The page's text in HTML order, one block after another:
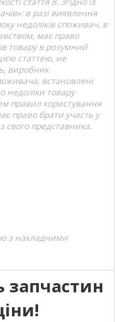
в разі виявлення
недоліків споживач, в
має право
товару в розумний
статтею, не
виробник
встановлені
недоліки товару
правил користування
право брати участь у
свого представника.
з накладними
запчастин